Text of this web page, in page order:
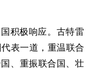
积极响应。古特雷
表一道，重温联合
、重振联合国、壮